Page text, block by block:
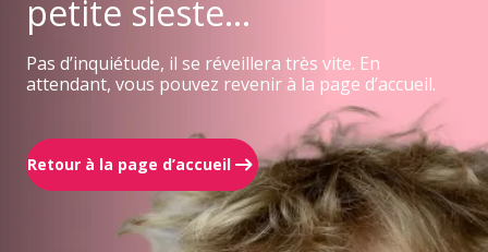
petite sieste...
Pas d’inquiétude, il se réveillera très vite. En
attendant, vous pouvez revenir à la page d’accueil.
Retour à la page d’accueil